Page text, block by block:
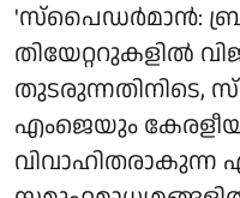
'സ്‌പൈഡർമാൻ:
തിയേറ്ററുകളിൽ
തുടരുന്നതിനിടെ,
എംജെയും